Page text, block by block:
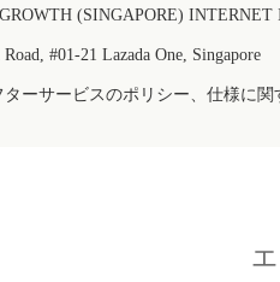
(SINGAPORE)
#01-21 Lazada One, Singapore
ーサービスのポリシー、仕様に